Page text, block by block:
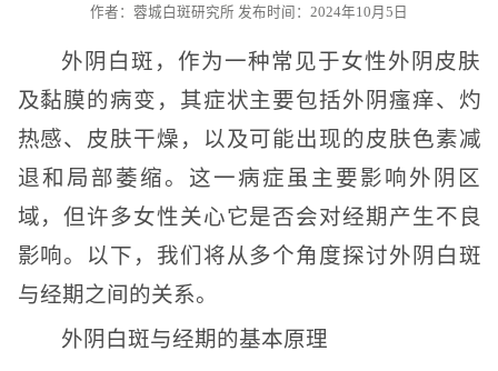
作者：蓉城白斑研究所 发布时间：2024年10月5日
外阴白斑，作为一种常见于女性外阴皮肤
及黏膜的病变，其症状主要包括外阴瘙痒、灼
热感、皮肤干燥，以及可能出现的皮肤色素减
退和局部萎缩。这一病症虽主要影响外阴区
域，但许多女性关心它是否会对经期产生不良
影响。以下，我们将从多个角度探讨外阴白斑
与经期之间的关系。
外阴白斑与经期的基本原理